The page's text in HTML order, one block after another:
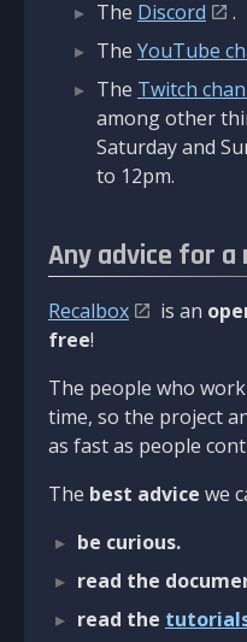
The Discord
.
The YouTube
The Twitch
among other
Saturday and
to 12pm.
Any advice for a
Recalbox is an
free!
The people who
time, so the project
as fast as people
The best advice we
be curious.
read the
read the